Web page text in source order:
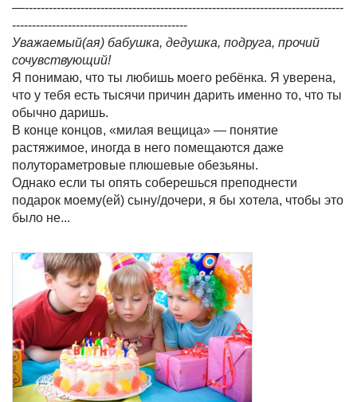
—--------------------------------------------------------------------------------
--------------------------------------------
Уважаемый(ая) бабушка, дедушка, подруга, прочий
сочувствующий!
Я понимаю, что ты любишь моего ребёнка. Я уверена,
что у тебя есть тысячи причин дарить именно то, что ты
обычно даришь.
В конце концов, «милая вещица» — понятие
растяжимое, иногда в него помещаются даже
полутораметровые плюшевые обезьяны.
Однако если ты опять соберешься преподнести
подарок моему(ей) сыну/дочери, я бы хотела, чтобы это
было не...